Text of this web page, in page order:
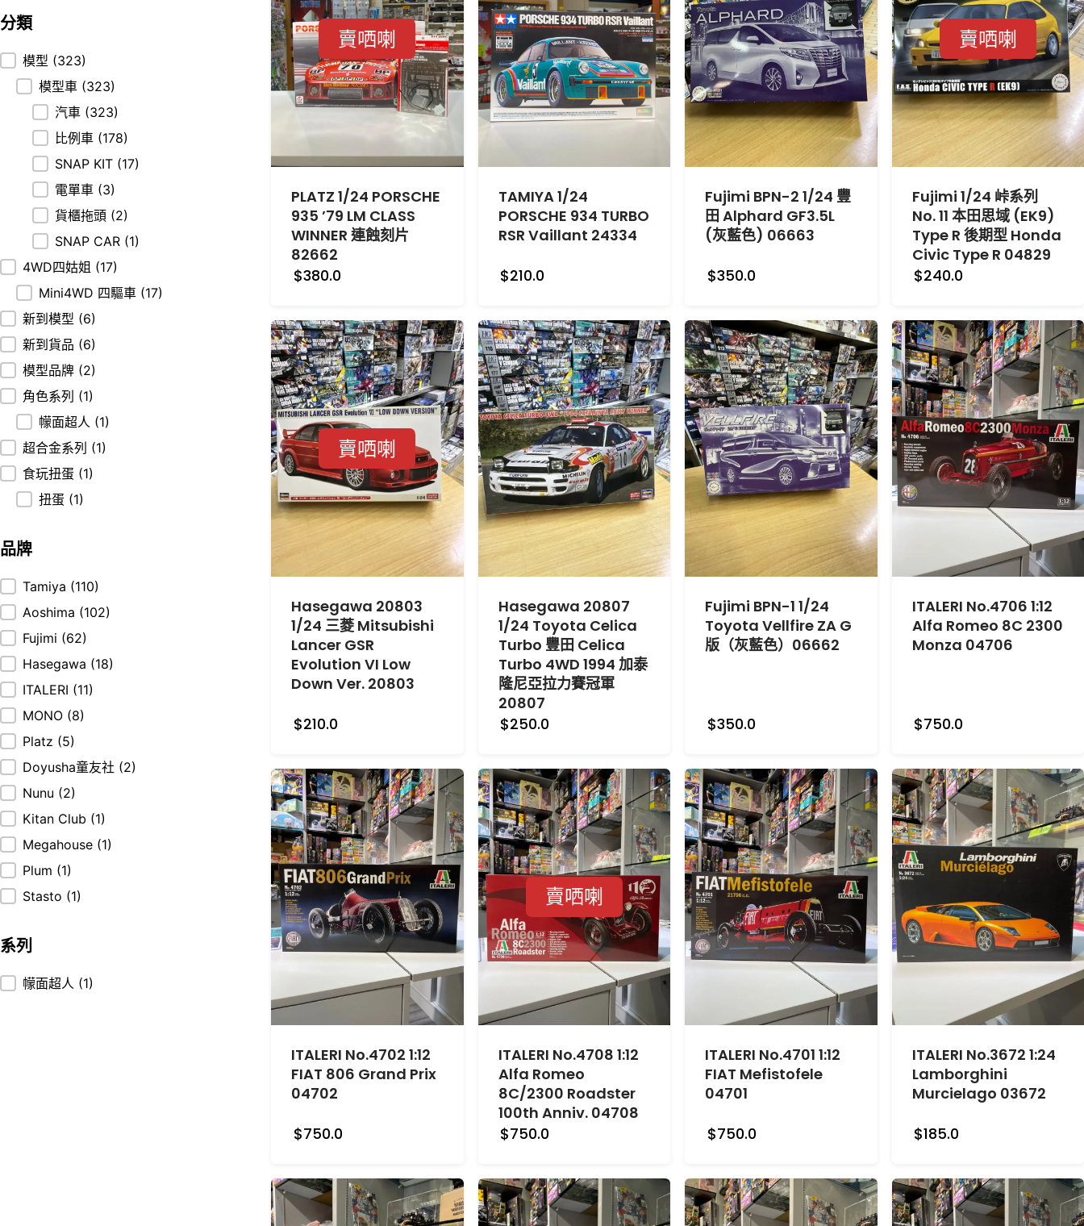
分類
分類模型 (323)
模型車 (323)
汽車 (323)
比例車 (178)
SNAP KIT (17)
電單車 (3)
貨櫃拖頭 (2)
SNAP CAR (1)
4WD四姑姐 (17)
Mini4WD 四驅車 (17)
新到模型 (6)
新到貨品 (6)
模型品牌 (2)
角色系列 (1)
幪面超人 (1)
超合金系列 (1)
食玩扭蛋 (1)
扭蛋 (1)
品牌
品牌Tamiya (110)
Aoshima (102)
Fujimi (62)
Hasegawa (18)
ITALERI (11)
MONO (8)
Platz (5)
Doyusha童友社 (2)
Nunu (2)
Kitan Club (1)
Megahouse (1)
Plum (1)
Stasto (1)
系列
系列幪面超人 (1)
賣哂喇
PLATZ 1/24 PORSCHE
935 ’79 LM CLASS
WINNER 連蝕刻片
82662
$380.0
TAMIYA 1/24
PORSCHE 934 TURBO
RSR Vaillant 24334
$210.0
Fujimi BPN-2 1/24 豐
田 Alphard GF3.5L
(灰藍色) 06663
$350.0
賣哂喇
Fujimi 1/24 峠系列
No. 11 本田思域 (EK9)
Type R 後期型 Honda
Civic Type R 04829
$240.0
賣哂喇
Hasegawa 20803
1/24 三菱 Mitsubishi
Lancer GSR
Evolution VI Low
Down Ver. 20803
$210.0
Hasegawa 20807
1/24 Toyota Celica
Turbo 豐田 Celica
Turbo 4WD 1994 加泰
隆尼亞拉力賽冠軍
20807
$250.0
Fujimi BPN-1 1/24
Toyota Vellfire ZA G
版（灰藍色）06662
$350.0
ITALERI No.4706 1:12
Alfa Romeo 8C 2300
Monza 04706
$750.0
ITALERI No.4702 1:12
FIAT 806 Grand Prix
04702
$750.0
賣哂喇
ITALERI No.4708 1:12
Alfa Romeo
8C/2300 Roadster
100th Anniv. 04708
$750.0
ITALERI No.4701 1:12
FIAT Mefistofele
04701
$750.0
ITALERI No.3672 1:24
Lamborghini
Murcielago 03672
$185.0